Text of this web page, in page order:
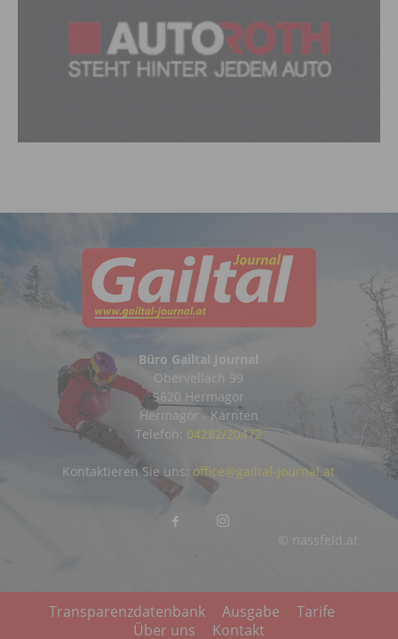
Büro Gailtal Journal
Obervellach 99
9620 Hermagor
Hermagor - Kärnten
Telefon: 04282/20472
© nassfeld.at
Kontaktieren Sie uns: office@gailtal-journal.at
Transparenzdatenbank Ausgabe
Tarife
Über uns
Kontakt